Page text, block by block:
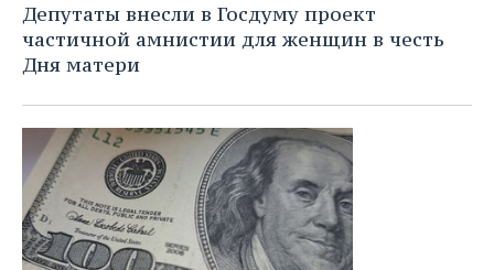
Депутаты внесли в Госдуму проект
частичной амнистии для женщин в честь
Дня матери